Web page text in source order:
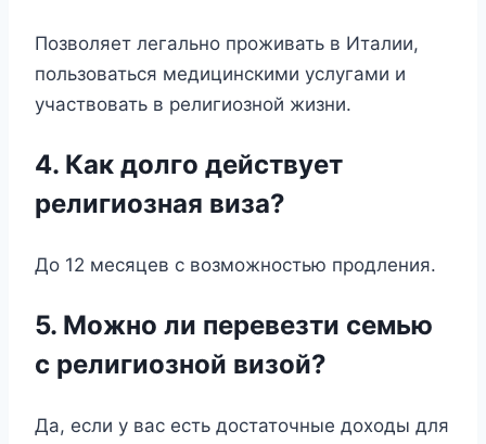
Позволяет легально проживать в Италии,
пользоваться медицинскими услугами и
участвовать в религиозной жизни.
4. Как долго действует
религиозная виза?
До 12 месяцев с возможностью продления.
5. Можно ли перевезти семью
с религиозной визой?
Да, если у вас есть достаточные доходы для